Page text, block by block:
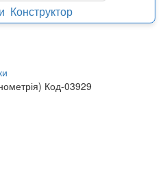
Конструктор
Код-03929